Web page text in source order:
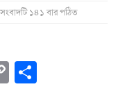
১৪১ বার পঠিত
Copy